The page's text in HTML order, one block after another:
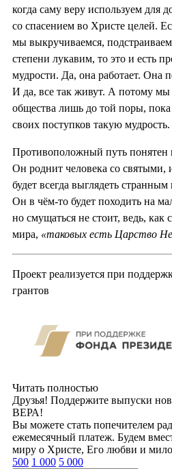
когда саму веру используем для
со спасением во Христе целей.
мы выкручиваемся,
степени лукавим, то это и есть
мудрости. Да, она работает. Она
И да, все так живут. А потому мы
общества лишь до той поры,
своих поступков такую мудрость.
Противоположный путь понятен
Он роднит человека со святыми,
будет всегда выглядеть
Он в чём-то будет походить на
но смущаться не стоит, ведь, как
мира, «таковых есть Царство
Проект реализуется при
грантов
Читать полностью
Друзья! Поддержите выпуски
ВЕРА!
Вы можете стать попечителем
ежемесячный платеж. Будем
миру о Христе, Его любви и
500 1 000 5 000